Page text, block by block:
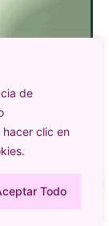
de
hacer clic en
Todo